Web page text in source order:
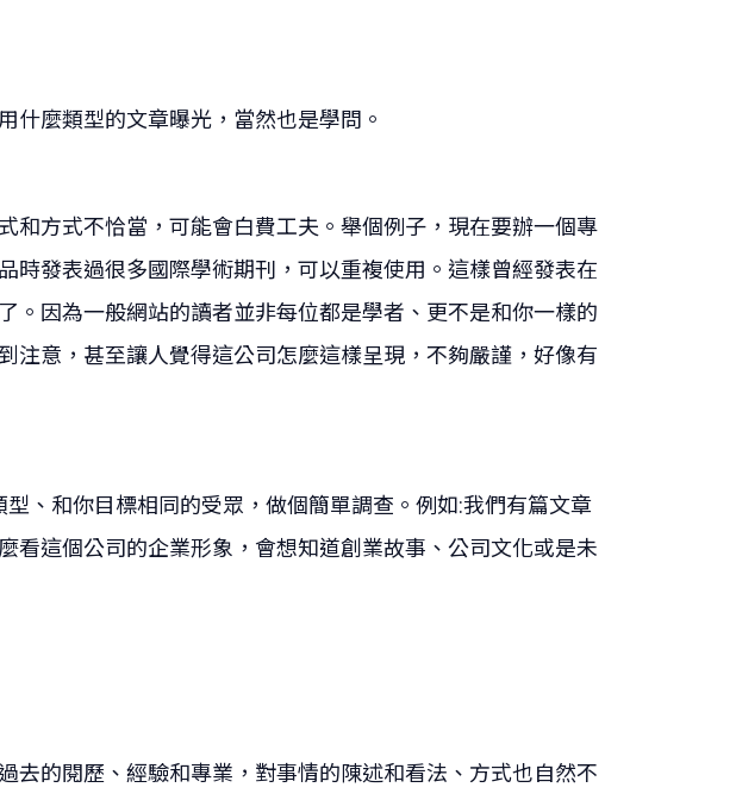
什麼類型的文章曝光，當然也是學問。
和方式不恰當，可能會白費工夫。舉個例子，現在要辦一個專
時發表過很多國際學術期刊，可以重複使用。這樣曾經發表在
。因為一般網站的讀者並非每位都是學者、更不是和你一樣的
注意，甚至讓人覺得這公司怎麼這樣呈現，不夠嚴謹，好像有
、和你目標相同的受眾，做個簡單調查。例如:我們有篇文章
看這個公司的企業形象，會想知道創業故事、公司文化或是未
去的閱歷、經驗和專業，對事情的陳述和看法、方式也自然不